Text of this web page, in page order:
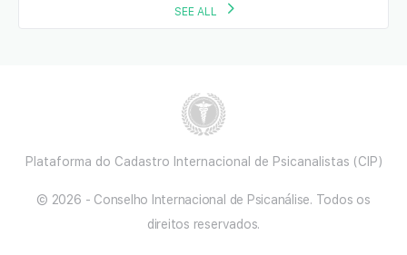
SEE ALL
Plataforma do Cadastro Internacional de Psicanalistas (CIP)
© 2026 - Conselho Internacional de Psicanálise. Todos os
direitos reservados.